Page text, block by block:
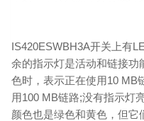
IS420ESWBH3A开关上有
余的指示灯是活动和链接功
色时，表示正在使用10 MB
用100 MB链路;没有指示灯
颜色也是绿色和黄色，但